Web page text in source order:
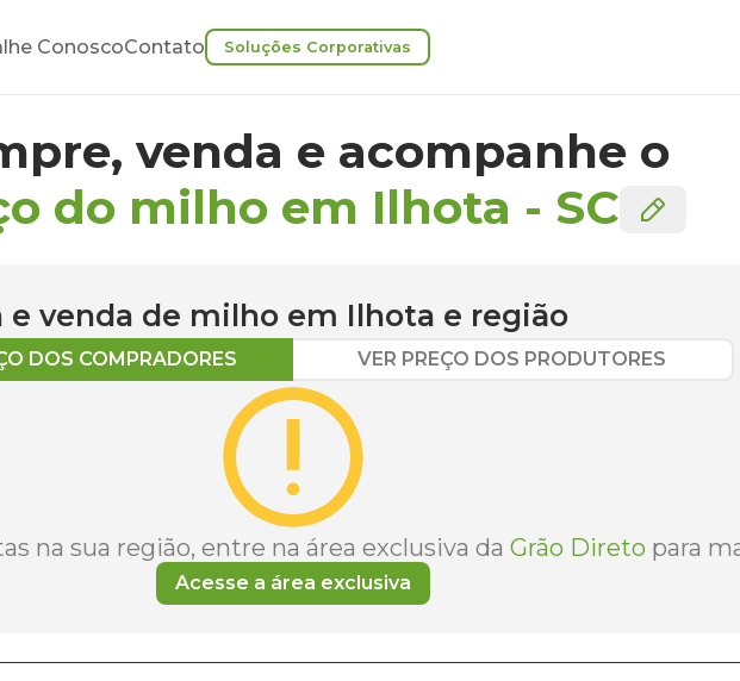
ConoscoContato Soluções Corporativas
venda e acompanhe o
do milho em Ilhota - SC
e venda de milho em Ilhota e região
DOS COMPRADORES VER PREÇO DOS PRODUTORES
na sua região, entre na área exclusiva da Grão Direto para
Acesse a área exclusiva